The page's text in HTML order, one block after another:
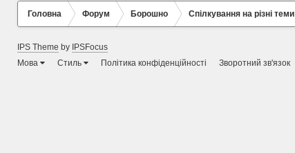
Головна Форум Борошно Спілкування на різні теми
IPS Theme by IPSFocus
Мова
Стиль Політика конфіденційності Зворотний зв'язок